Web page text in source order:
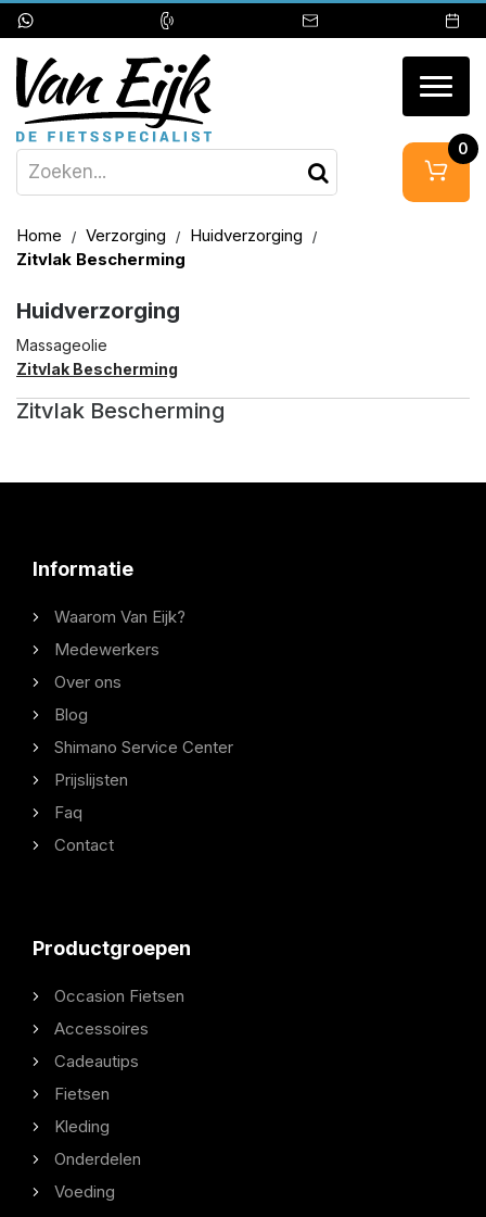
0
Home Verzorging
Huidverzorging
Zitvlak Bescherming
Huidverzorging
Massageolie
Zitvlak Bescherming
Zitvlak Bescherming
Informatie
Waarom Van Eijk?
Medewerkers
Over ons
Blog
Shimano Service Center
Prijslijsten
Faq
Contact
Productgroepen
Occasion Fietsen
Accessoires
Cadeautips
Fietsen
Kleding
Onderdelen
Voeding